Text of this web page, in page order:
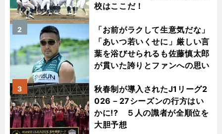
校はここだ！
「お前がラクして生意気だな」
「あいつ若いくせに」厳しい言
葉を浴びせられるも佐藤慎太郎
が貫いた誇りとファンへの思い
2
秋春制が導入されたJ1リーグ2
026－27シーズンの行方はい
かに!? ５人の識者が全順位を
大胆予想
3